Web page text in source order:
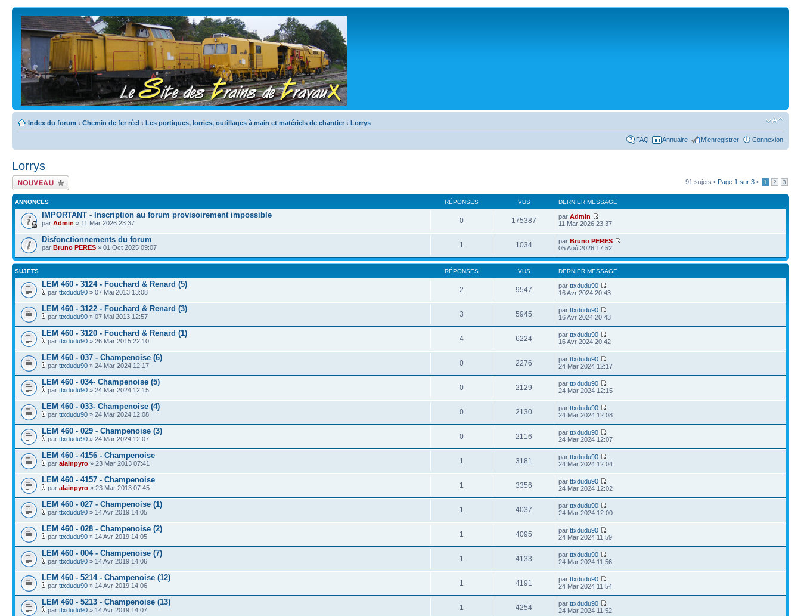
Index du forum ‹ Chemin de fer réel ‹ Les portiques, lorries, outillages à main et matériels de chantier ‹ Lorrys
FAQ Annuaire M’enregistrer Connexion
Lorrys
Écrire un nouveau
sujet
91 sujets • Page 1 sur 3 • 1 2 3
ANNONCES RÉPONSES VUS DERNIER MESSAGE
IMPORTANT - Inscription au forum provisoirement impossible
par Admin » 11 Mar 2026 23:37 0 175387 parAdmin
11 Mar 2026 23:37
Disfonctionnements du forum
par Bruno PERES » 01 Oct 2025 09:07 1 1034 parBruno PERES
05 Aoû 2026 17:52
SUJETS RÉPONSES VUS DERNIER MESSAGE
LEM 460 - 3124 - Fouchard & Renard (5)
par ttxdudu90 » 07 Mai 2013 13:08 2 9547 parttxdudu90
16 Avr 2024 20:43
LEM 460 - 3122 - Fouchard & Renard (3)
par ttxdudu90 » 07 Mai 2013 12:57 3 5945 parttxdudu90
16 Avr 2024 20:43
LEM 460 - 3120 - Fouchard & Renard (1)
par ttxdudu90 » 26 Mar 2015 22:10 4 6224 parttxdudu90
16 Avr 2024 20:42
LEM 460 - 037 - Champenoise (6)
par ttxdudu90 » 24 Mar 2024 12:17 0 2276 parttxdudu90
24 Mar 2024 12:17
LEM 460 - 034- Champenoise (5)
par ttxdudu90 » 24 Mar 2024 12:15 0 2129 parttxdudu90
24 Mar 2024 12:15
LEM 460 - 033- Champenoise (4)
par ttxdudu90 » 24 Mar 2024 12:08 0 2130 parttxdudu90
24 Mar 2024 12:08
LEM 460 - 029 - Champenoise (3)
par ttxdudu90 » 24 Mar 2024 12:07 0 2116 parttxdudu90
24 Mar 2024 12:07
LEM 460 - 4156 - Champenoise
par alainpyro » 23 Mar 2013 07:41 1 3181 parttxdudu90
24 Mar 2024 12:04
LEM 460 - 4157 - Champenoise
par alainpyro » 23 Mar 2013 07:45 1 3356 parttxdudu90
24 Mar 2024 12:02
LEM 460 - 027 - Champenoise (1)
par ttxdudu90 » 14 Avr 2019 14:05 1 4037 parttxdudu90
24 Mar 2024 12:00
LEM 460 - 028 - Champenoise (2)
par ttxdudu90 » 14 Avr 2019 14:05 1 4095 parttxdudu90
24 Mar 2024 11:59
LEM 460 - 004 - Champenoise (7)
par ttxdudu90 » 14 Avr 2019 14:06 1 4133 parttxdudu90
24 Mar 2024 11:56
LEM 460 - 5214 - Champenoise (12)
par ttxdudu90 » 14 Avr 2019 14:06 1 4191 parttxdudu90
24 Mar 2024 11:54
LEM 460 - 5213 - Champenoise (13)
par ttxdudu90 » 14 Avr 2019 14:07 1 4254 parttxdudu90
24 Mar 2024 11:52